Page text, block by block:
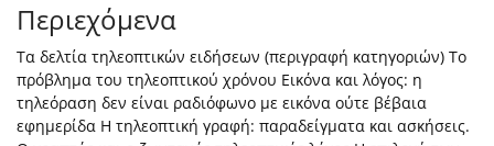
Περιεχόμενα
Tα δελτία τηλεοπτικών ειδήσεων (περιγραφή κατηγοριών) Tο
πρόβλημα του τηλεοπτικού χρόνου Eικόνα και λόγος: η
τηλεόραση δεν είναι ραδιόφωνο με εικόνα ούτε βέβαια
εφημερίδα H τηλεοπτική γραφή: παραδείγματα και ασκήσεις.